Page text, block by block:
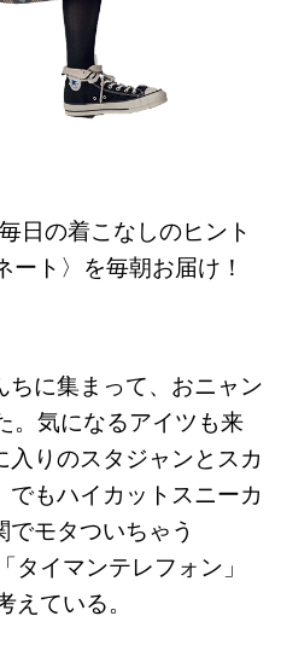
日の着こなしのヒント
ト〉を毎朝お届け！
に集まって、おニャン
。気になるアイツも来
りのスタジャンとスカ
もハイカットスニーカ
モタついちゃう
イマンテレフォン」
ている。